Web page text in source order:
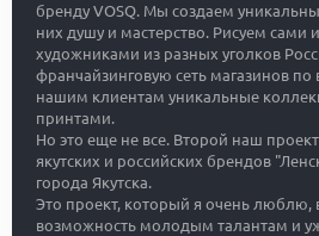
бренду VOSQ. Мы создаем
них душу и мастерство. Рисуем сами
художниками из разных уголков
франчайзинговую сеть магазинов по
нашим клиентам уникальные
принтами.
Но это еще не все. Второй наш
якутских и российских брендов
города Якутска.
Это проект, который я очень люблю,
возможность молодым талантам и